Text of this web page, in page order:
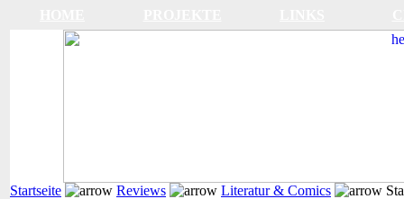
Startseite Reviews Literatur & Comics